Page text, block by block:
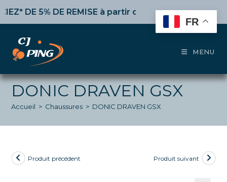
5% DE REMISEà partir de 50€ d’achat,10%dès
MENU
DONIC DRAVEN GSX
Accueil > Chaussures > DONIC DRAVEN GSX
Produit précédent Produit suivant
FR